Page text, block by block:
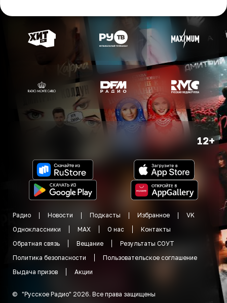
12+
Радио Новости Подкасты Избранное
VK
Одноклассники
MAX О нас
Контакты
Обратная связь
Вещание
Результаты СОУТ
Политика безопасности
Пользовательское соглашение
Выдача призов
Акции
© "Русское Радио" 2026. Все права защищены